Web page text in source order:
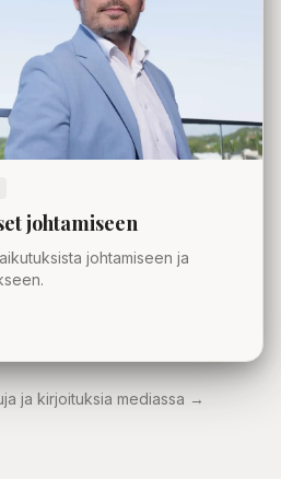
johtamiseen
johtamiseen ja
ja kirjoituksia mediassa →